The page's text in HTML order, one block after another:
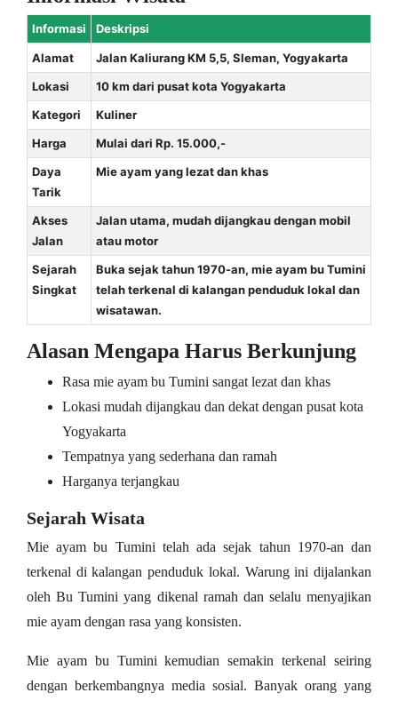
Informasi Deskripsi
Alamat
Jalan Kaliurang KM 5,5, Sleman, Yogyakarta
Lokasi
10 km dari pusat kota Yogyakarta
Kategori
Kuliner
Harga
Mulai dari Rp. 15.000,-
Daya
Tarik
Mie ayam yang lezat dan khas
Akses
Jalan
Jalan utama, mudah dijangkau dengan mobil
atau motor
Sejarah
Singkat
Buka sejak tahun 1970-an, mie ayam bu Tumini
telah terkenal di kalangan penduduk lokal dan
wisatawan.
Alasan Mengapa Harus Berkunjung
Rasa mie ayam bu Tumini sangat lezat dan khas
Lokasi mudah dijangkau dan dekat dengan pusat kota
Yogyakarta
Tempatnya yang sederhana dan ramah
Harganya terjangkau
Sejarah Wisata
Mie ayam bu Tumini telah ada sejak tahun 1970-an dan
terkenal di kalangan penduduk lokal. Warung ini dijalankan
oleh Bu Tumini yang dikenal ramah dan selalu menyajikan
mie ayam dengan rasa yang konsisten.
Mie ayam bu Tumini kemudian semakin terkenal seiring
dengan berkembangnya media sosial. Banyak orang yang